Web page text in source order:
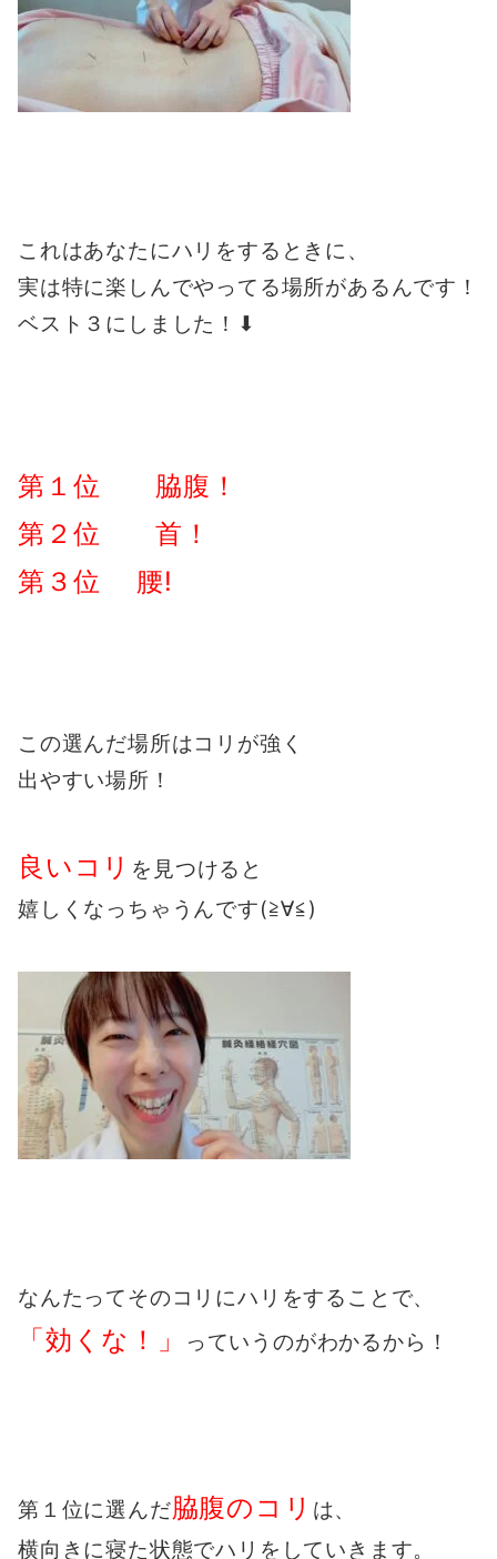
これはあなたにハリをするときに、
実は特に楽しんでやってる場所があるんです！
ベスト３にしました！⬇︎
第１位 脇腹！
第２位 首！
第３位 腰!
この選んだ場所はコリが強く
出やすい場所！
良いコリ を見つけると
嬉しくなっちゃうんです(≧∀≦)
なんたってそのコリにハリをすることで、
「効くな！」 っていうのがわかるから！
第１位に選んだ脇腹のコリ は、
横向きに寝た状態でハリをしていきます。